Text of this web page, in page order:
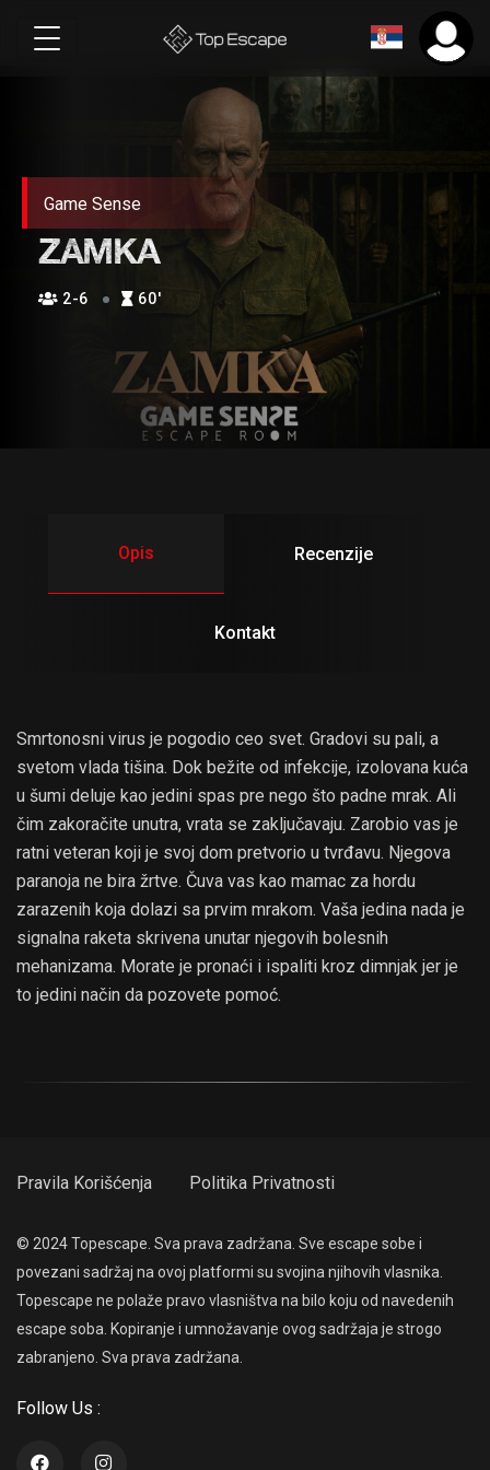
Game Sense
ZAMKA
2-6 60′
Opis Recenzije
Kontakt
Smrtonosni virus je pogodio ceo svet. Gradovi su pali, a
svetom vlada tišina. Dok bežite od infekcije, izolovana kuća
u šumi deluje kao jedini spas pre nego što padne mrak. Ali
čim zakoračite unutra, vrata se zaključavaju. Zarobio vas je
ratni veteran koji je svoj dom pretvorio u tvrđavu. Njegova
paranoja ne bira žrtve. Čuva vas kao mamac za hordu
zarazenih koja dolazi sa prvim mrakom. Vaša jedina nada je
signalna raketa skrivena unutar njegovih bolesnih
mehanizama. Morate je pronaći i ispaliti kroz dimnjak jer je
to jedini način da pozovete pomoć.
Pravila Korišćenja Politika Privatnosti
© 2024 Topescape. Sva prava zadržana. Sve escape sobe i
povezani sadržaj na ovoj platformi su svojina njihovih vlasnika.
Topescape ne polaže pravo vlasništva na bilo koju od navedenih
escape soba. Kopiranje i umnožavanje ovog sadržaja je strogo
zabranjeno. Sva prava zadržana.
Follow Us :